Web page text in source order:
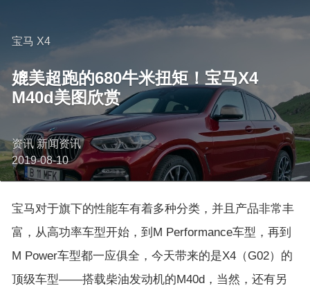
宝马 X4
媲美超跑的680牛米扭矩！宝马X4
M40d美图欣赏
资讯 新闻资讯
2019-08-10
宝马对于旗下的性能车有着多种分类，并且产品非常丰
富，从高功率车型开始，到M Performance车型，再到
M Power车型都一应俱全，今天带来的是X4（G02）的
顶级车型——搭载柴油发动机的M40d，当然，还有另